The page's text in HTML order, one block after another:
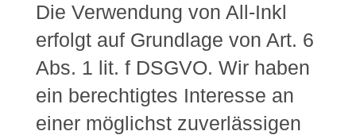
Die Verwendung von All-Inkl
erfolgt auf Grundlage von Art. 6
Abs. 1 lit. f DSGVO. Wir haben
ein berechtigtes Interesse an
einer möglichst zuverlässigen